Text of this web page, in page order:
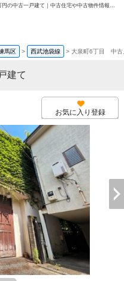
大泉町6丁目 中古戸建て 東京都練馬区大泉町6丁目880万円の中古一戸建て｜中古住宅や中古物件情報｜センチュリー21フクシマ建設
馬区 > 西武池袋線 > 大泉町6丁目 中古
建て
お気に入り登録